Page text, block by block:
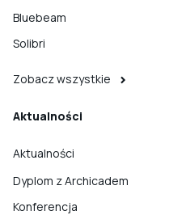
Bluebeam
Solibri
Zobacz wszystkie
Aktualności
Aktualności
Dyplom z Archicadem
Konferencja